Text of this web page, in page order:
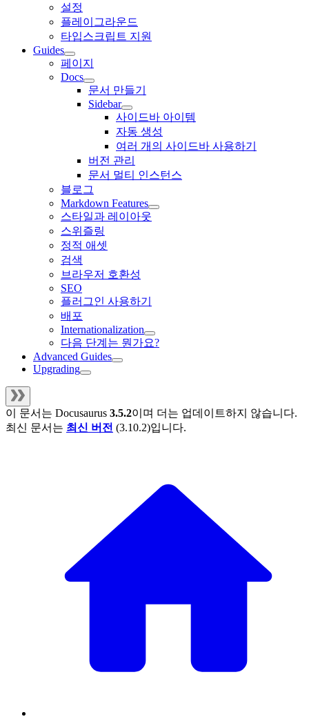
설정
플레이그라운드
타입스크립트 지원
Guides
페이지
Docs
문서 만들기
Sidebar
사이드바 아이템
자동 생성
여러 개의 사이드바 사용하기
버전 관리
문서 멀티 인스턴스
블로그
Markdown Features
스타일과 레이아웃
스위즐링
정적 애셋
검색
브라우저 호환성
SEO
플러그인 사용하기
배포
Internationalization
다음 단계는 뭔가요?
Advanced Guides
Upgrading
이 문서는 Docusaurus 3.5.2이며 더는 업데이트하지 않습니다.
최신 문서는 최신 버전 (3.10.2)입니다.